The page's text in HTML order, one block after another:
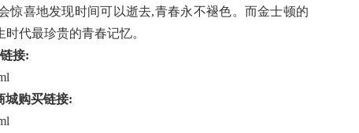
惊喜地发现时间可以逝去,青春永不褪色。而金士顿的
代最珍贵的青春记忆。
接:
城购买链接: